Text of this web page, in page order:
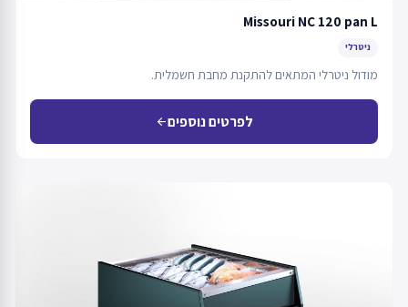
Missouri NC 120 pan L
ניטרלי
מודול ניטרלי המתאים להתקנת מחבת חשמלית.
לפרטים נוספיםarrow_back